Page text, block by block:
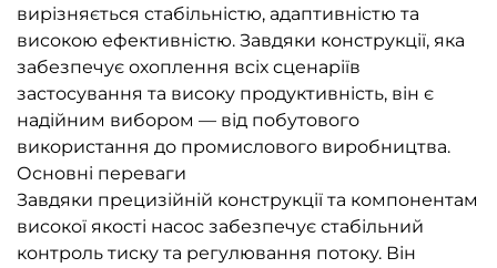
вирізняється стабільністю, адаптивністю та
високою ефективністю. Завдяки конструкції, яка
забезпечує охоплення всіх сценаріїв
застосування та високу продуктивність, він є
надійним вибором — від побутового
використання до промислового виробництва.
Основні переваги
Завдяки прецизійній конструкції та компонентам
високої якості насос забезпечує стабільний
контроль тиску та регулювання потоку. Він